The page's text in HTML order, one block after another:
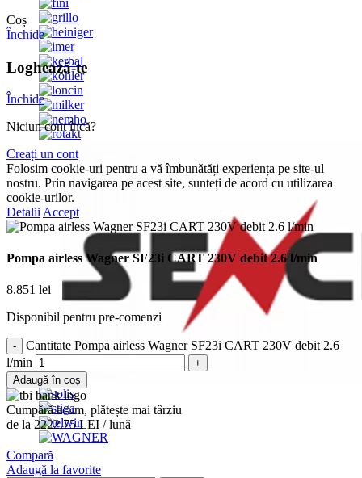
Coș
Închide
Loghează-te
Închide
Niciun cont încă?
Creați un cont
Folosim cookie-uri pentru a vă îmbunătăți experiența pe site-ul
nostru. Prin navigarea pe acest site, sunteți de acord cu utilizarea
cookie-urilor.
Detalii Accept
Pompa airless Wagner SF23i CART 230V debit 2.6 l/min
8.851 lei
Disponibil pentru pre-comenzi
Cantitate Pompa airless Wagner SF23i CART 230V debit 2.6
l/min
Adaugă în coș
Cumpără acum, plătește mai târziu
de la 2222.75 LEI / lună
Compară
Adaugă la favorite